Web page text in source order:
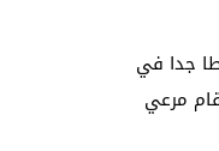
جدا في
الاخبار اسمه في العديد من المرات. واشار الى انه دخل استراليا مع عائلته واصدقائه. ومنذ مغادرته إلى سورية في عام 2014، قام مرعي